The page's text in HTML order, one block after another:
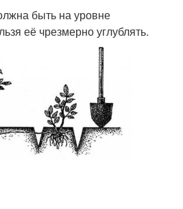
быть на уровне
её чрезмерно углублять.